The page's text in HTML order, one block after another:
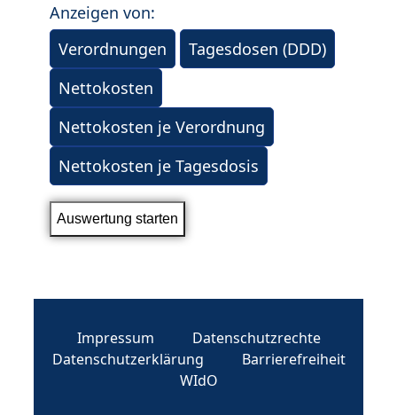
Anzeigen von:
Verordnungen
Tagesdosen (DDD)
Nettokosten
Nettokosten je Verordnung
Nettokosten je Tagesdosis
Impressum
Datenschutzrechte
Datenschutzerklärung
Barrierefreiheit
WIdO